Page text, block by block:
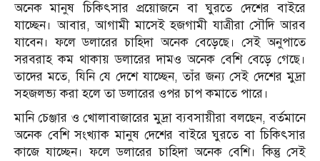
অনেক মানুষ চিকিৎসার প্রয়োজনে বা ঘুরতে দেশের বাইরে
যাচ্ছেন। আবার, আগামী মাসেই হজগামী যাত্রীরা সৌদি আরব
যাবেন। ফলে ডলারের চাহিদা অনেক বেড়েছে। সেই অনুপাতে
সরবরাহ কম থাকায় ডলারের দামও অনেক বেশি বেড়ে গেছে।
তাদের মতে, যিনি যে দেশে যাচ্ছেন, তাঁর জন্য সেই দেশের মুদ্রা
সহজলভ্য করা হলে তা ডলারের ওপর চাপ কমাতে পারে।
মানি চেঞ্জার ও খোলাবাজারের মুদ্রা ব্যবসায়ীরা বলছেন, বর্তমানে
অনেক বেশি সংখ্যাক মানুষ দেশের বাইরে ঘুরতে বা চিকিৎসার
কাজে যাচ্ছেন। ফলে ডলারের চাহিদা অনেক বেশি। কিন্তু সেই